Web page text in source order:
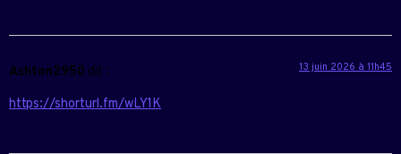
Ashton2950 dit : 13 juin 2026 à 11h45
https://shorturl.fm/wLY1K